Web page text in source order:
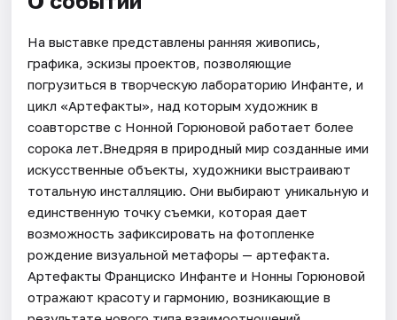
На выставке представлены ранняя живопись,
графика, эскизы проектов, позволяющие
погрузиться в творческую лабораторию Инфанте, и
цикл «Артефакты», над которым художник в
соавторстве с Нонной Горюновой работает более
сорока лет.Внедряя в природный мир созданные ими
искусственные объекты, художники выстраивают
тотальную инсталляцию. Они выбирают уникальную и
единственную точку съемки, которая дает
возможность зафиксировать на фотопленке
рождение визуальной метафоры — артефакта.
Артефакты Франциско Инфанте и Нонны Горюновой
отражают красоту и гармонию, возникающие в